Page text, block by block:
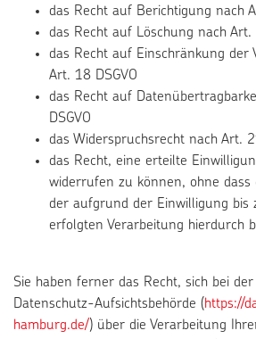
das Recht auf Berichtigung nach
das Recht auf Löschung nach Art.
das Recht auf Einschränkung der
Art. 18 DSGVO
das Recht auf
DSGVO
das Widerspruchsrecht nach Art.
das Recht, eine erteilte
widerrufen zu können, ohne dass
der aufgrund der Einwilligung bis
erfolgten Verarbeitung hierdurch
Sie haben ferner das Recht, sich bei
Datenschutz-Aufsichtsbehörde (https://
hamburg.de/) über die Verarbeitung